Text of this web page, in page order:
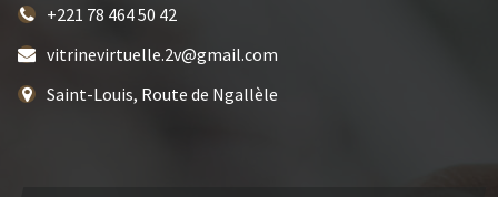
+221 78 464 50 42
vitrinevirtuelle.2v@gmail.com
Saint-Louis, Route de Ngallèle